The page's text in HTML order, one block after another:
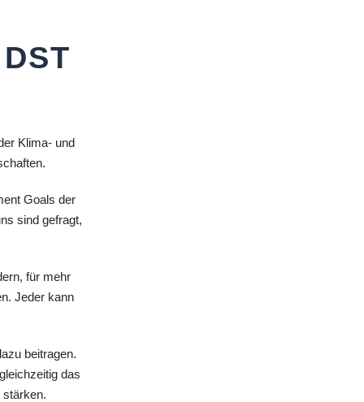
Klima- und
Goals der
sind gefragt,
für mehr
Jeder kann
beitragen.
das
stärken.